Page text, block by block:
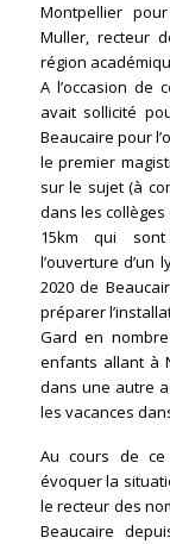
Montpellier
Muller, recteur
région
A l’occasion de
avait sollicité
Beaucaire pour
le premier
sur le sujet (à
dans les
15km qui
l’ouverture d’un
2020 de
préparer
Gard en
enfants allant à
dans une autre
les vacances
Au cours de ce
évoquer la
le recteur des
Beaucaire